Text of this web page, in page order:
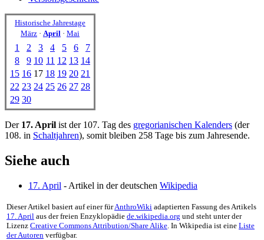
Historische Jahrestage
März · April · Mai
1 2 3 4 5 6
7
8
9 10 11 12 13 14
15 16 17 18 19 20 21
22 23 24 25 26 27 28
29 30
Der 17. April ist der 107. Tag des gregorianischen Kalenders (der
108. in Schaltjahren), somit bleiben 258 Tage bis zum Jahresende.
Siehe auch
17. April - Artikel in der deutschen Wikipedia
Dieser Artikel basiert auf einer fürAnthroWiki adaptierten Fassung des Artikels
17. April aus der freien Enzyklopädie de.wikipedia.org und steht unter der
Lizenz Creative Commons Attribution/Share Alike. In Wikipedia ist eine Liste
der Autoren verfügbar.